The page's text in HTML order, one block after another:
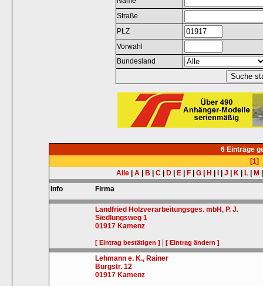
Straße
PLZ
Vorwahl
Bundesland
6 Einträge
[1]
Alle
A B C D E F G H J K L M
Info
Firma
Landfried Holzverarbeitungsges. mbH, P. J.
Siedlungsweg 1
01917 Kamenz
[ Eintrag bestätigen ] |[ Eintrag ändern ]
Lehmann e. K., Rainer
Burgstr. 12
01917 Kamenz